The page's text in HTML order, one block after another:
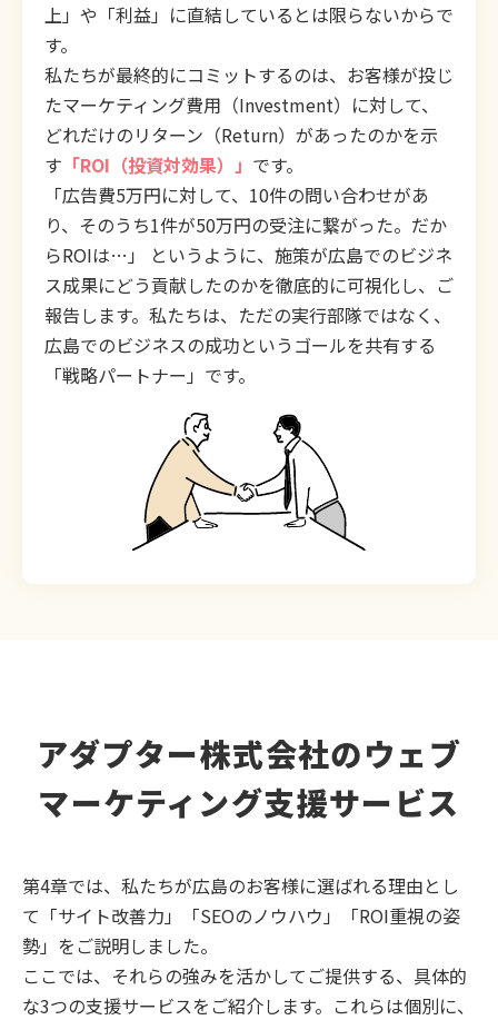
上」や「利益」に直結しているとは限らないからで
す。
私たちが最終的にコミットするのは、お客様が投じ
たマーケティング費用（Investment）に対して、
どれだけのリターン（Return）があったのかを示
す 「ROI（投資対効果）」 です。
「広告費5万円に対して、10件の問い合わせがあ
り、そのうち1件が50万円の受注に繋がった。だか
らROIは…」 というように、施策が広島でのビジネ
ス成果にどう貢献したのかを徹底的に可視化し、ご
報告します。私たちは、ただの実行部隊ではなく、
広島でのビジネスの成功というゴールを共有する
「戦略パートナー」です。
アダプター株式会社のウェブ
マーケティング支援サービス
第4章では、私たちが広島のお客様に選ばれる理由とし
て「サイト改善力」「SEOのノウハウ」「ROI重視の姿
勢」をご説明しました。
ここでは、それらの強みを活かしてご提供する、具体的
な3つの支援サービスをご紹介します。これらは個別に、